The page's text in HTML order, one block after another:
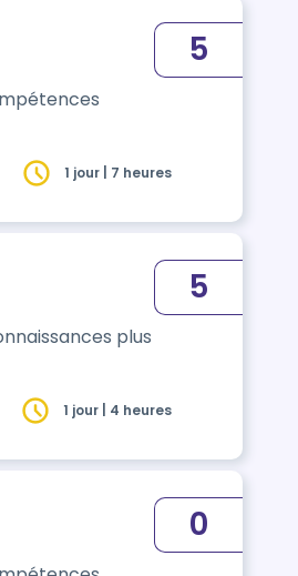
5
1 jour | 7 heures
plus
5
1 jour | 4 heures
0